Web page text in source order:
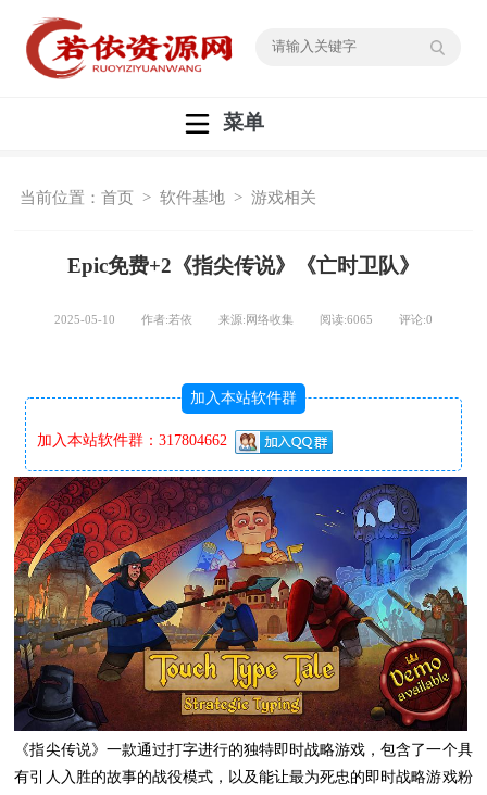
菜单
当前位置：首页 >软件基地 >游戏相关
Epic免费+2《指尖传说》《亡时卫队》
2025-05-10 作者:若依 来源:网络收集 阅读:6065 评论:0
加入本站软件群
加入本站软件群：317804662
《指尖传说》一款通过打字进行的独特即时战略游戏，包含了一个具
有引人入胜的故事的战役模式，以及能让最为死忠的即时战略游戏粉